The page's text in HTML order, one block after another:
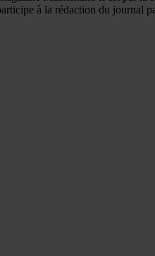
à la rédaction du journal